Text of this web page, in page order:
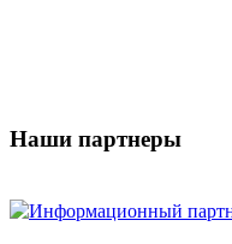
Наши партнеры